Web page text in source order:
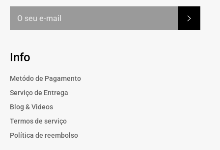
Info
Metódo de Pagamento
Serviço de Entrega
Blog & Videos
Termos de serviço
Política de reembolso